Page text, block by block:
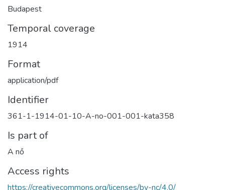
Budapest
Temporal coverage
1914
Format
application/pdf
Identifier
361-1-1914-01-10-A-no-001-001-kata358
Is part of
A nő
Access rights
https://creativecommons.org/licenses/by-nc/4.0/